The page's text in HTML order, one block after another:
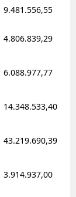
9.481.556,55
4.806.839,29
6.088.977,77
14.348.533,40
43.219.690,39
3.914.937,00